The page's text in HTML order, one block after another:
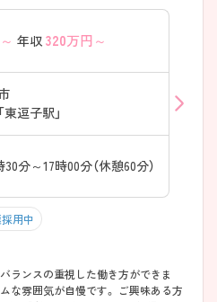
年収 320万円～
逗子駅」
分～17時00分（休憩60分）
用中
ランスの重視した働き方ができま
な雰囲気が自慢です。 ご興味ある方